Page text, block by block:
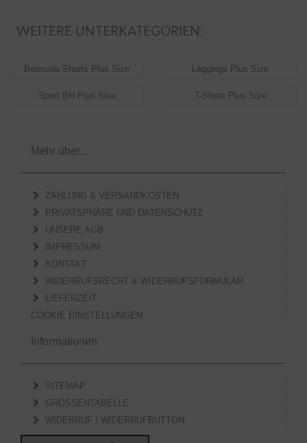
WEITERE UNTERKATEGORIEN:
Bermuda Shorts Plus Size Leggings Plus Size
Sport BH Plus Size T-Shirts Plus Size
Mehr über...
ZAHLUNG & VERSANDKOSTEN
PRIVATSPHÄRE UND DATENSCHUTZ
UNSERE AGB
IMPRESSUM
KONTAKT
WIDERRUFSRECHT & WIDERRUFSFORMULAR
LIEFERZEIT
COOKIE EINSTELLUNGEN
Informationen
SITEMAP
GRÖSSENTABELLE
WIDERRUF / WIDERRUFBUTTON